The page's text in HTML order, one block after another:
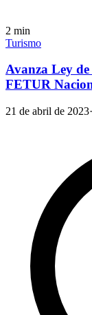
2 min
Turismo
Avanza Ley
FETUR
21 de abril de 2023·